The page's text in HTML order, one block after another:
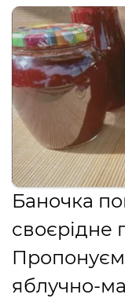
Баночка
своєрідне
яблучно-